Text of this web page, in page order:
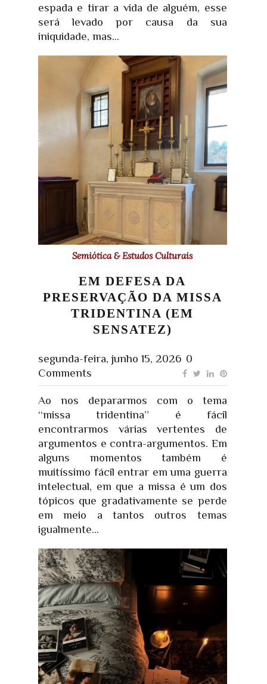
espada e tirar a vida de alguém, esse
será levado por causa da sua
iniquidade, mas...
Semiótica & Estudos Culturais
EM DEFESA DA
PRESERVAÇÃO DA MISSA
TRIDENTINA (EM
SENSATEZ)
segunda-feira, junho 15, 2026 0
Comments
Ao nos depararmos com o tema
“missa tridentina” é fácil
encontrarmos várias vertentes de
argumentos e contra-argumentos. Em
alguns momentos também é
muitíssimo fácil entrar em uma guerra
intelectual, em que a missa é um dos
tópicos que gradativamente se perde
em meio a tantos outros temas
igualmente...